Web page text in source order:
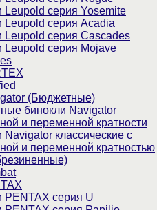
Leupold серия Yosemite
Leupold серия Acadia
Leupold серия Cascades
Leupold серия Mojave
(Бюджетные)
бинокли Navigator
и переменной кратности
Navigator классические с
и переменной кратностью
PENTAX серия U